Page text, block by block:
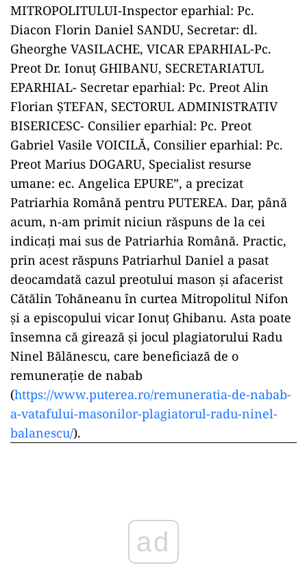
MITROPOLITULUI-Inspector eparhial: Pc.
Diacon Florin Daniel SANDU, Secretar: dl.
Gheorghe VASILACHE, VICAR EPARHIAL-Pc.
Preot Dr. Ionuţ GHIBANU, SECRETARIATUL
EPARHIAL- Secretar eparhial: Pc. Preot Alin
Florian ŞTEFAN, SECTORUL ADMINISTRATIV
BISERICESC- Consilier eparhial: Pc. Preot
Gabriel Vasile VOICILĂ, Consilier eparhial: Pc.
Preot Marius DOGARU, Specialist resurse
umane: ec. Angelica EPURE”, a precizat
Patriarhia Română pentru PUTEREA. Dar, până
acum, n-am primit niciun răspuns de la cei
indicați mai sus de Patriarhia Română. Practic,
prin acest răspuns Patriarhul Daniel a pasat
deocamdată cazul preotului mason și afacerist
Cătălin Tohăneanu în curtea Mitropolitul Nifon
și a episcopului vicar Ionuț Ghibanu. Asta poate
însemna că girează și jocul plagiatorului Radu
Ninel Bălănescu, care beneficiază de o
remunerație de nabab
(https://www.puterea.ro/remuneratia-de-nabab-
a-vatafului-masonilor-plagiatorul-radu-ninel-
balanescu/).
ad